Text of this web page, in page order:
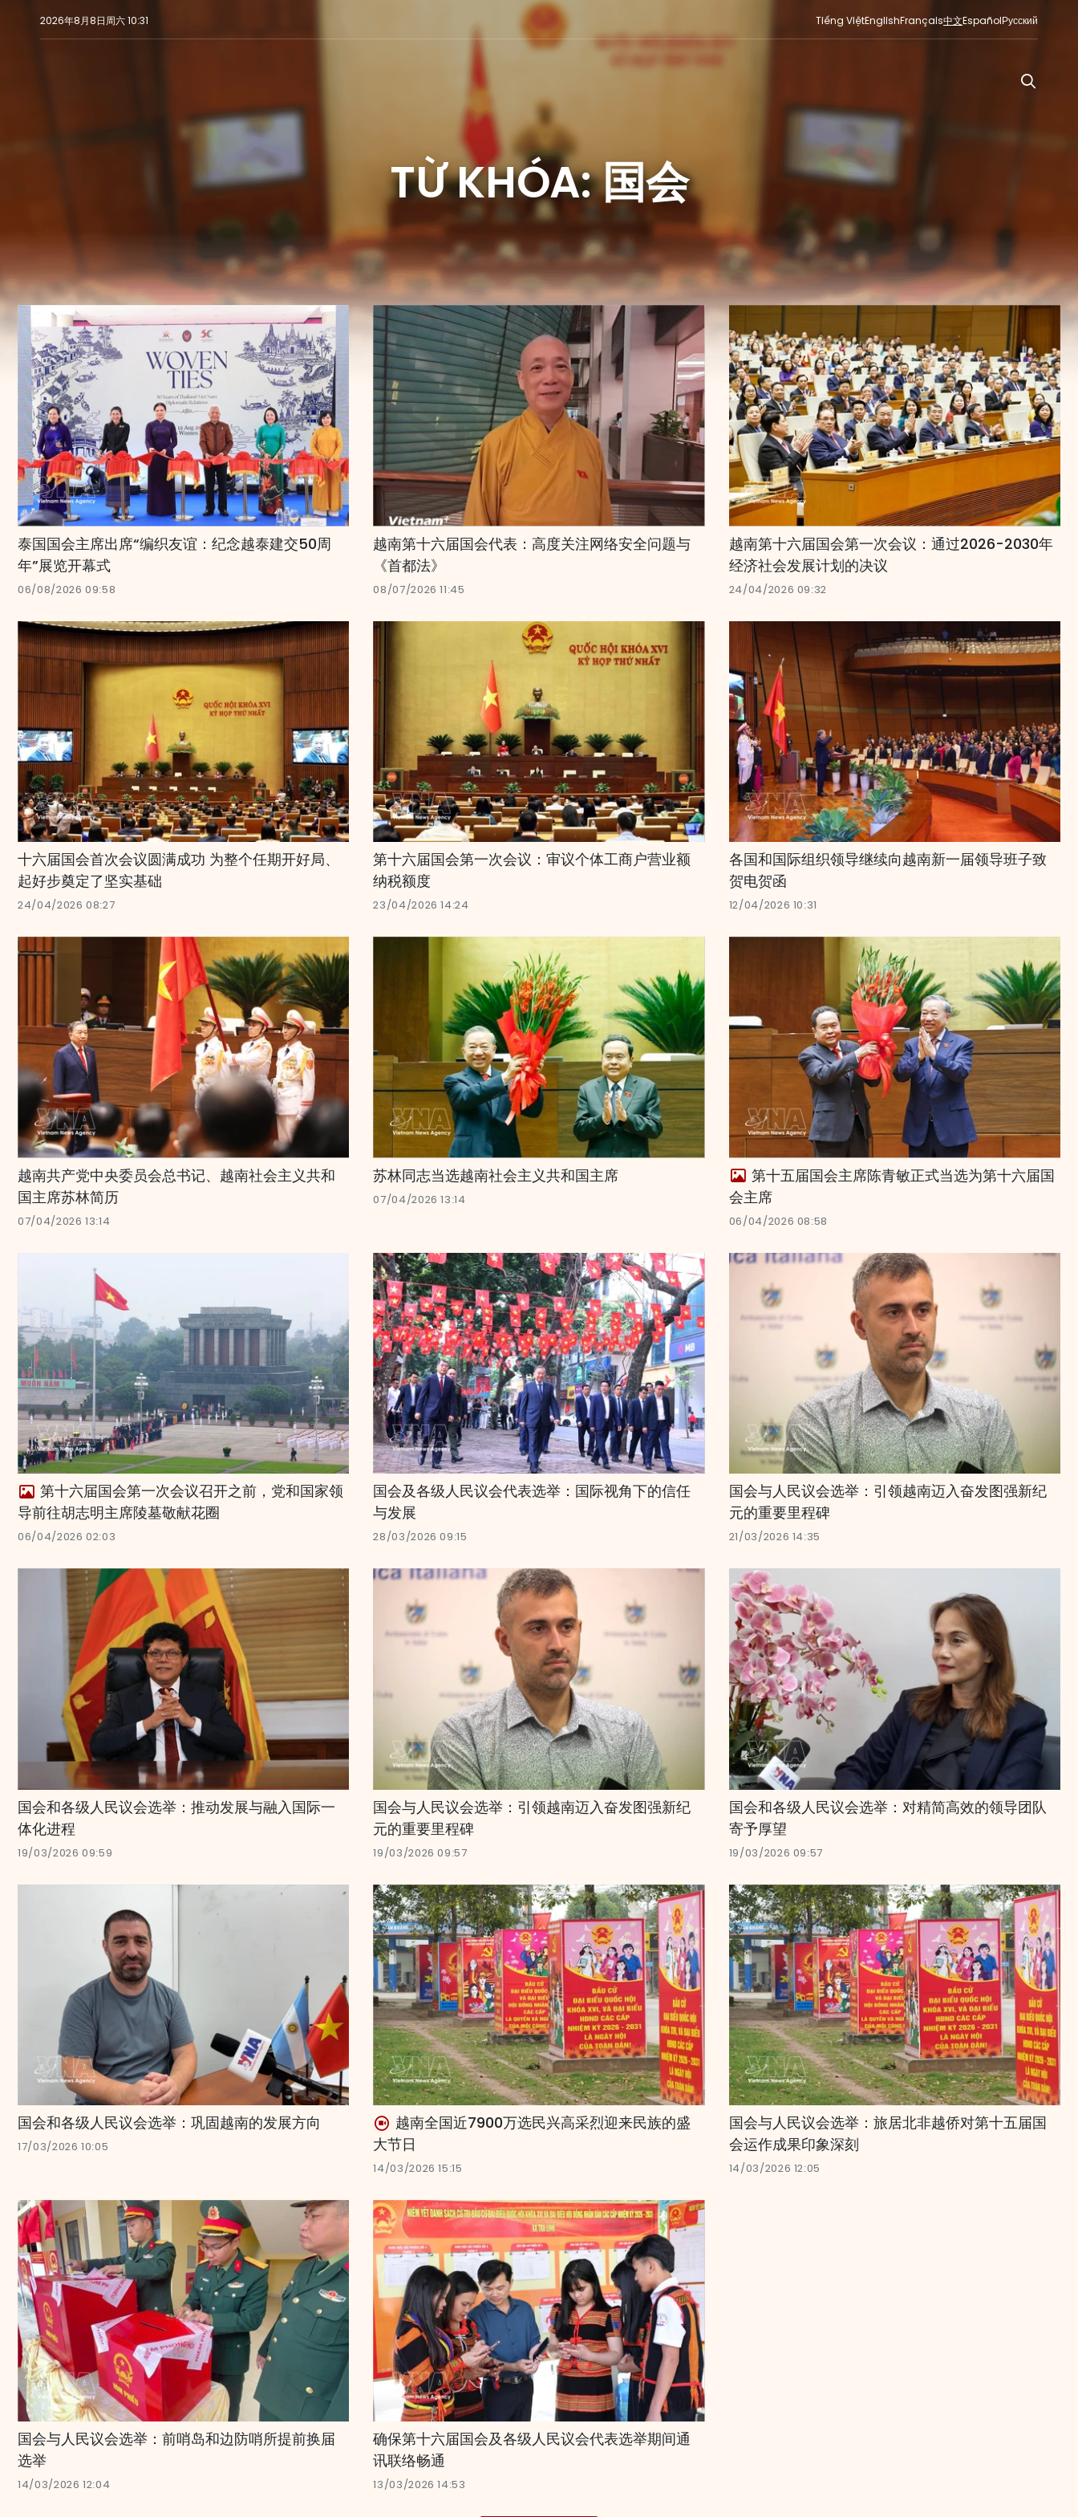
2026年8月8日周六 10:31 Tiếng ViệtEnglishFrançais中文EspañolРусский
TỪ KHÓA: 国会
泰国国会主席出席“编织友谊：纪念越泰建交50周
年”展览开幕式
06/08/2026 09:58
越南第十六届国会代表：高度关注网络安全问题与
《首都法》
08/07/2026 11:45
越南第十六届国会第一次会议：通过2026-2030年
经济社会发展计划的决议
24/04/2026 09:32
十六届国会首次会议圆满成功 为整个任期开好局、
起好步奠定了坚实基础
24/04/2026 08:27
第十六届国会第一次会议：审议个体工商户营业额
纳税额度
23/04/2026 14:24
各国和国际组织领导继续向越南新一届领导班子致
贺电贺函
12/04/2026 10:31
越南共产党中央委员会总书记、越南社会主义共和
国主席苏林简历
07/04/2026 13:14
苏林同志当选越南社会主义共和国主席
07/04/2026 13:14
第十五届国会主席陈青敏正式当选为第十六届国
会主席
06/04/2026 08:58
第十六届国会第一次会议召开之前，党和国家领
导前往胡志明主席陵墓敬献花圈
06/04/2026 02:03
国会及各级人民议会代表选举：国际视角下的信任
与发展
28/03/2026 09:15
国会与人民议会选举：引领越南迈入奋发图强新纪
元的重要里程碑
21/03/2026 14:35
国会和各级人民议会选举：推动发展与融入国际一
体化进程
19/03/2026 09:59
国会与人民议会选举：引领越南迈入奋发图强新纪
元的重要里程碑
19/03/2026 09:57
国会和各级人民议会选举：对精简高效的领导团队
寄予厚望
19/03/2026 09:57
国会和各级人民议会选举：巩固越南的发展方向
17/03/2026 10:05
越南全国近7900万选民兴高采烈迎来民族的盛
大节日
14/03/2026 15:15
国会与人民议会选举：旅居北非越侨对第十五届国
会运作成果印象深刻
14/03/2026 12:05
国会与人民议会选举：前哨岛和边防哨所提前换届
选举
14/03/2026 12:04
确保第十六届国会及各级人民议会代表选举期间通
讯联络畅通
13/03/2026 14:53